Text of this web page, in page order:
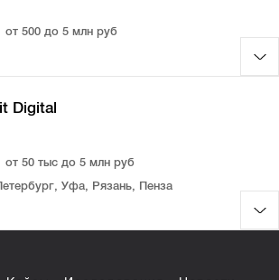
от 500 до 5 млн руб
Digital
от 50 тыс до 5 млн руб
Уфа, Рязань, Пенза